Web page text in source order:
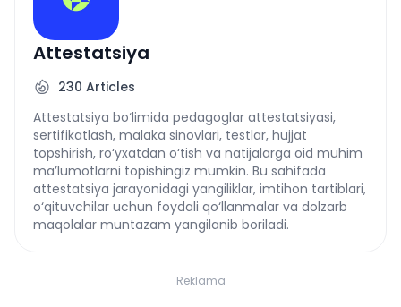
Attestatsiya
230 Articles
Attestatsiya bo‘limida pedagoglar attestatsiyasi,
sertifikatlash, malaka sinovlari, testlar, hujjat
topshirish, ro‘yxatdan o‘tish va natijalarga oid muhim
ma’lumotlarni topishingiz mumkin. Bu sahifada
attestatsiya jarayonidagi yangiliklar, imtihon tartiblari,
o‘qituvchilar uchun foydali qo‘llanmalar va dolzarb
maqolalar muntazam yangilanib boriladi.
Reklama